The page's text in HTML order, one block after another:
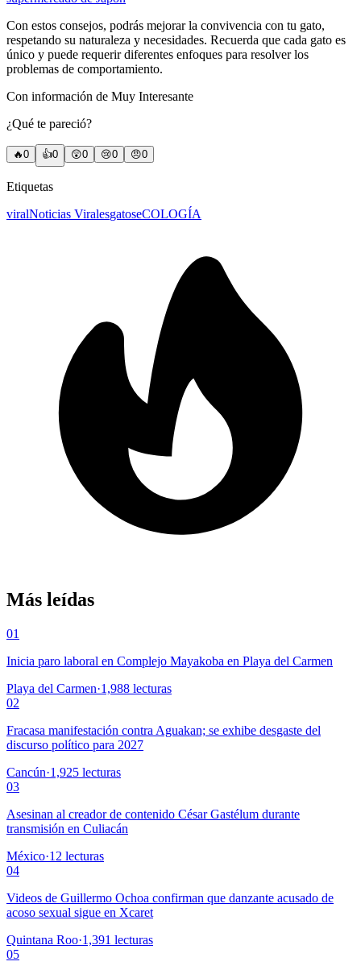
Con estos consejos, podrás mejorar la convivencia con tu gato,
respetando su naturaleza y necesidades. Recuerda que cada gato es
único y puede requerir diferentes enfoques para resolver los
problemas de comportamiento.
Con información de Muy Interesante
¿Qué te pareció?
🔥0 👍0 😲0 😢0 😠0
Etiquetas
viralNoticias ViralesgatoseCOLOGÍA
Más leídas
01
Inicia paro laboral en Complejo Mayakoba en Playa del Carmen
Playa del Carmen·1,988 lecturas
02
Fracasa manifestación contra Aguakan; se exhibe desgaste del
discurso político para 2027
Cancún·1,925 lecturas
03
Asesinan al creador de contenido César Gastélum durante
transmisión en Culiacán
México·12 lecturas
04
Videos de Guillermo Ochoa confirman que danzante acusado de
acoso sexual sigue en Xcaret
Quintana Roo·1,391 lecturas
05